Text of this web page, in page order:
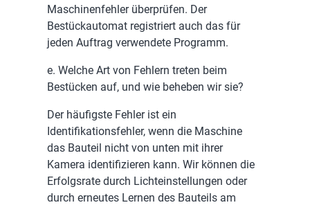
Maschinenfehler überprüfen. Der
Bestückautomat registriert auch das für
jeden Auftrag verwendete Programm.
e. Welche Art von Fehlern treten beim
Bestücken auf, und wie beheben wir sie?
Der häufigste Fehler ist ein
Identifikationsfehler, wenn die Maschine
das Bauteil nicht von unten mit ihrer
Kamera identifizieren kann. Wir können die
Erfolgsrate durch Lichteinstellungen oder
durch erneutes Lernen des Bauteils am